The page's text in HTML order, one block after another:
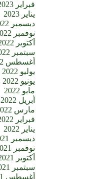
فبراير 2023
يناير 2023
ديسمبر 2022
نوفمبر 2022
أكتوبر 2022
سبتمبر 2022
أغسطس 2022
يوليو 2022
يونيو 2022
مايو 2022
أبريل 2022
مارس 2022
فبراير 2022
يناير 2022
ديسمبر 2021
نوفمبر 2021
أكتوبر 2021
سبتمبر 2021
أغسطس 2021